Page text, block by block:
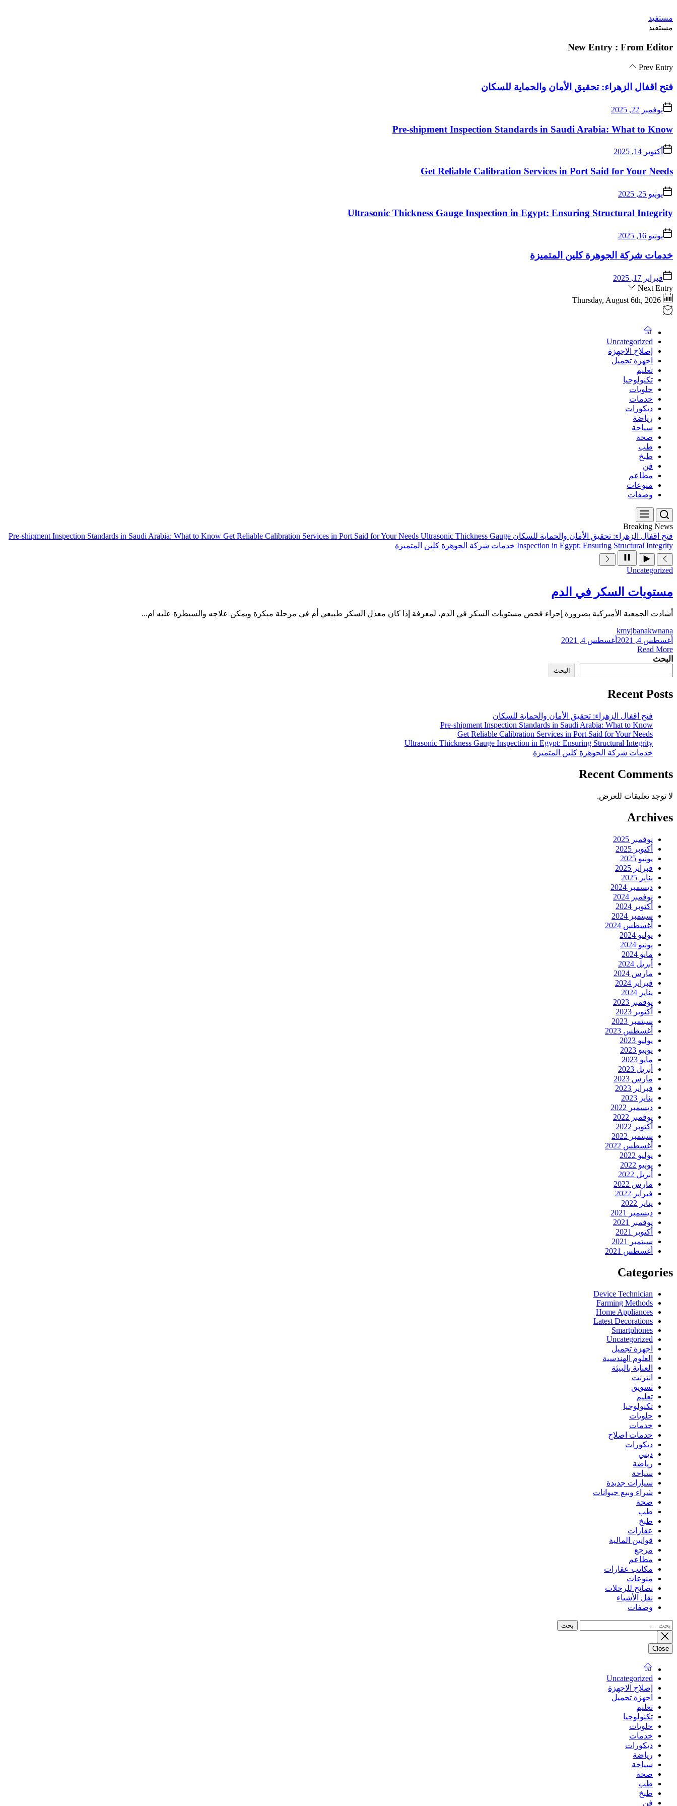
Skip
to
content
مستفيد
مستفيد
New Entry : From Editor
Prev Entry
فتح اقفال الزهراء: تحقيق الأمان والحماية للسكان
نوفمبر 22, 2025
Pre-shipment Inspection Standards in Saudi Arabia: What to Know
أكتوبر 14, 2025
Get Reliable Calibration Services in Port Said for Your Needs
يونيو 25, 2025
Ultrasonic Thickness Gauge Inspection in Egypt: Ensuring Structural Integrity
يونيو 16, 2025
خدمات شركة الجوهرة كلين المتميزة
فبراير 17, 2025
Next Entry
Thursday, August 6th, 2026
Uncategorized
إصلاح الاجهزة
اجهزة تجميل
تعليم
تكنولوجيا
حلويات
خدمات
ديكورات
رياضة
سياحة
صحة
طب
طبخ
فن
مطاعم
منوعات
وصفات
Breaking News
فتح اقفال الزهراء: تحقيق الأمان والحماية للسكان
Pre-shipment Inspection Standards in Saudi Arabia: What to Know Get Reliable Calibration Services in Port Said for Your Needs Ultrasonic Thickness Gauge
Inspection in Egypt: Ensuring Structural Integrity خدمات شركة الجوهرة كلين المتميزة
Uncategorized
مستويات السكر في الدم
أشادت الجمعية الأميركية بضرورة إجراء فحص مستويات السكر في الدم، لمعرفة إذا كان معدل السكر طبيعي أم في مرحلة مبكرة ويمكن علاجه والسيطرة عليه ام...
kmyjbanakwnana
أغسطس 4, 2021
أغسطس 4, 2021
Read More
البحث
البحث
Recent Posts
فتح اقفال الزهراء: تحقيق الأمان والحماية للسكان
Pre-shipment Inspection Standards in Saudi Arabia: What to Know
Get Reliable Calibration Services in Port Said for Your Needs
Ultrasonic Thickness Gauge Inspection in Egypt: Ensuring Structural Integrity
خدمات شركة الجوهرة كلين المتميزة
Recent Comments
لا توجد تعليقات للعرض.
Archives
نوفمبر 2025
أكتوبر 2025
يونيو 2025
فبراير 2025
يناير 2025
ديسمبر 2024
نوفمبر 2024
أكتوبر 2024
سبتمبر 2024
أغسطس 2024
يوليو 2024
يونيو 2024
مايو 2024
أبريل 2024
مارس 2024
فبراير 2024
يناير 2024
نوفمبر 2023
أكتوبر 2023
سبتمبر 2023
أغسطس 2023
يوليو 2023
يونيو 2023
مايو 2023
أبريل 2023
مارس 2023
فبراير 2023
يناير 2023
ديسمبر 2022
نوفمبر 2022
أكتوبر 2022
سبتمبر 2022
أغسطس 2022
يوليو 2022
يونيو 2022
أبريل 2022
مارس 2022
فبراير 2022
يناير 2022
ديسمبر 2021
نوفمبر 2021
أكتوبر 2021
سبتمبر 2021
أغسطس 2021
Categories
Device Technician
Farming Methods
Home Appliances
Latest Decorations
Smartphones
Uncategorized
اجهزة تجميل
العلوم الهندسية
العناية بالبيئة
انترنت
تسويق
تعليم
تكنولوجيا
حلويات
خدمات
خدمات اصلاح
ديكورات
ديني
رياضة
سياحة
سيارات جديدة
شراء وبيع حيوانات
صحة
طب
طبخ
عقارات
قوانين المالية
مرجع
مطاعم
مكاتب عقارات
منوعات
نصائح للرحلات
نقل الأشياء
وصفات
البحث
عن:
Close
Uncategorized
إصلاح الاجهزة
اجهزة تجميل
تعليم
تكنولوجيا
حلويات
خدمات
ديكورات
رياضة
سياحة
صحة
طب
طبخ
فن